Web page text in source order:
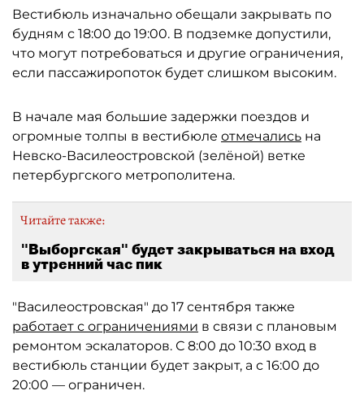
Вестибюль изначально обещали закрывать по
будням с 18:00 до 19:00. В подземке допустили,
что могут потребоваться и другие ограничения,
если пассажиропоток будет слишком высоким.
В начале мая большие задержки поездов и
огромные толпы в вестибюле отмечались на
Невско-Василеостровской (зелёной) ветке
петербургского метрополитена.
Читайте также:
"Выборгская" будет закрываться на вход
в утренний час пик
"Василеостровская" до 17 сентября также
работает с ограничениями в связи с плановым
ремонтом эскалаторов. С 8:00 до 10:30 вход в
вестибюль станции будет закрыт, а с 16:00 до
20:00 — ограничен.